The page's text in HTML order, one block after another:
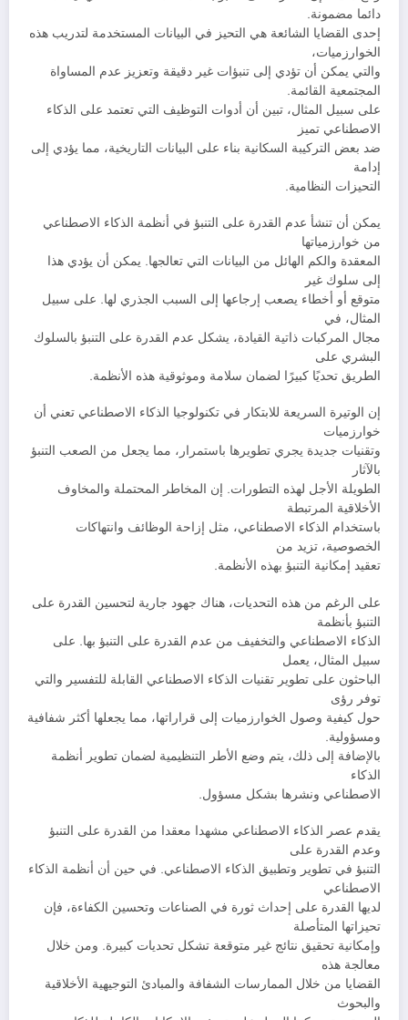
دائما مضمونة.
إحدى القضايا الشائعة هي التحيز في البيانات المستخدمة لتدريب هذه
الخوارزميات،
والتي يمكن أن تؤدي إلى تنبؤات غير دقيقة وتعزيز عدم المساواة
المجتمعية القائمة.
على سبيل المثال، تبين أن أدوات التوظيف التي تعتمد على الذكاء
الاصطناعي تميز
ضد بعض التركيبة السكانية بناء على البيانات التاريخية، مما يؤدي إلى
إدامة
التحيزات النظامية.
يمكن أن تنشأ عدم القدرة على التنبؤ في أنظمة الذكاء الاصطناعي
من خوارزمياتها
المعقدة والكم الهائل من البيانات التي تعالجها. يمكن أن يؤدي هذا
إلى سلوك غير
متوقع أو أخطاء يصعب إرجاعها إلى السبب الجذري لها. على سبيل
المثال، في
مجال المركبات ذاتية القيادة، يشكل عدم القدرة على التنبؤ بالسلوك
البشري على
الطريق تحديًا كبيرًا لضمان سلامة وموثوقية هذه الأنظمة.
إن الوتيرة السريعة للابتكار في تكنولوجيا الذكاء الاصطناعي تعني أن
خوارزميات
وتقنيات جديدة يجري تطويرها باستمرار، مما يجعل من الصعب التنبؤ
بالآثار
الطويلة الأجل لهذه التطورات. إن المخاطر المحتملة والمخاوف
الأخلاقية المرتبطة
باستخدام الذكاء الاصطناعي، مثل إزاحة الوظائف وانتهاكات
الخصوصية، تزيد من
تعقيد إمكانية التنبؤ بهذه الأنظمة.
على الرغم من هذه التحديات، هناك جهود جارية لتحسين القدرة على
التنبؤ بأنظمة
الذكاء الاصطناعي والتخفيف من عدم القدرة على التنبؤ بها. على
سبيل المثال، يعمل
الباحثون على تطوير تقنيات الذكاء الاصطناعي القابلة للتفسير والتي
توفر رؤى
حول كيفية وصول الخوارزميات إلى قراراتها، مما يجعلها أكثر شفافية
ومسؤولية.
بالإضافة إلى ذلك، يتم وضع الأطر التنظيمية لضمان تطوير أنظمة
الذكاء
الاصطناعي ونشرها بشكل مسؤول.
يقدم عصر الذكاء الاصطناعي مشهدا معقدا من القدرة على التنبؤ
وعدم القدرة على
التنبؤ في تطوير وتطبيق الذكاء الاصطناعي. في حين أن أنظمة الذكاء
الاصطناعي
لديها القدرة على إحداث ثورة في الصناعات وتحسين الكفاءة، فإن
تحيزاتها المتأصلة
وإمكانية تحقيق نتائج غير متوقعة تشكل تحديات كبيرة. ومن خلال
معالجة هذه
القضايا من خلال الممارسات الشفافة والمبادئ التوجيهية الأخلاقية
والبحوث